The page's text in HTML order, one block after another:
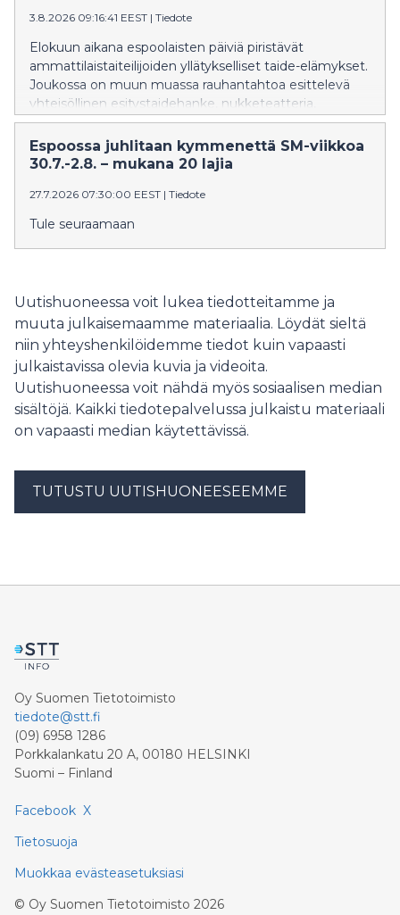
3.8.2026 09:16:41 EEST | Tiedote
Elokuun aikana espoolaisten päiviä piristävät
ammattilaistaiteilijoiden yllätykselliset taide-elämykset.
Joukossa on muun muassa rauhantahtoa esittelevä
yhteisöllinen esitystaidehanke, nukketeatteria,
tankotanssia ja musiikkiesityksiä.
Espoossa juhlitaan kymmenettä SM-viikkoa
30.7.-2.8. – mukana 20 lajia
27.7.2026 07:30:00 EEST | Tiedote
Tule seuraamaan
Uutishuoneessa voit lukea tiedotteitamme ja
muuta julkaisemaamme materiaalia. Löydät sieltä
niin yhteyshenkilöidemme tiedot kuin vapaasti
julkaistavissa olevia kuvia ja videoita.
Uutishuoneessa voit nähdä myös sosiaalisen median
sisältöjä. Kaikki tiedotepalvelussa julkaistu materiaali
on vapaasti median käytettävissä.
TUTUSTU UUTISHUONEESEEMME
Oy Suomen Tietotoimisto
tiedote@stt.fi
(09) 6958 1286
Porkkalankatu 20 A, 00180 HELSINKI
Suomi – Finland
Facebook X
Tietosuoja
Muokkaa evästeasetuksiasi
© Oy Suomen Tietotoimisto 2026